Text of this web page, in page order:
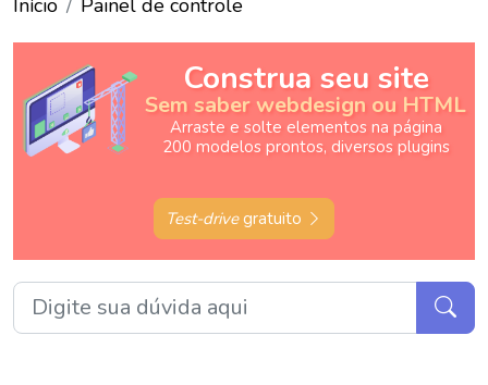
Início Painel de controle
Construa seu site
Sem saber webdesign ou HTML
Arraste e solte elementos na página
200 modelos prontos, diversos plugins
Test-drivegratuito